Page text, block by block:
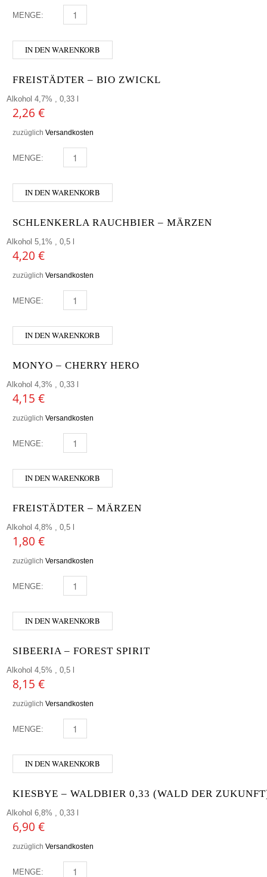
MENGE: ANDECHSER - WEISSBIER HELL MENGE
IN DEN WARENKORB
FREISTÄDTER – BIO ZWICKL
Alkohol 4,7% , 0,33 l
2,26 €
zuzüglich Versandkosten
MENGE: FREISTÄDTER - BIO ZWICKL MENGE
IN DEN WARENKORB
SCHLENKERLA RAUCHBIER – MÄRZEN
Alkohol 5,1% , 0,5 l
4,20 €
zuzüglich Versandkosten
MENGE: SCHLENKERLA RAUCHBIER - MÄRZEN MENGE
IN DEN WARENKORB
MONYO – CHERRY HERO
Alkohol 4,3% , 0,33 l
4,15 €
zuzüglich Versandkosten
MENGE: MONYO - CHERRY HERO MENGE
IN DEN WARENKORB
FREISTÄDTER – MÄRZEN
Alkohol 4,8% , 0,5 l
1,80 €
zuzüglich Versandkosten
MENGE: FREISTÄDTER - MÄRZEN MENGE
IN DEN WARENKORB
SIBEERIA – FOREST SPIRIT
Alkohol 4,5% , 0,5 l
8,15 €
zuzüglich Versandkosten
MENGE: SIBEERIA - FOREST SPIRIT MENGE
IN DEN WARENKORB
KIESBYE – WALDBIER 0,33 (WALD DER
Alkohol 6,8% , 0,33 l
6,90 €
zuzüglich Versandkosten
MENGE: KIESBYE - WALDBIER 0,33 (WALD DER ZUKUNFT)